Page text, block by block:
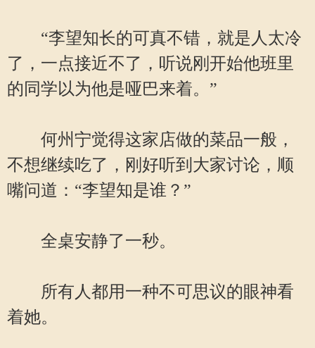
“李望知长的可真不错，就是人太冷
了，一点接近不了，听说刚开始他班里
的同学以为他是哑巴来着。”
何州宁觉得这家店做的菜品一般，
不想继续吃了，刚好听到大家讨论，顺
嘴问道：“李望知是谁？”
全桌安静了一秒。
所有人都用一种不可思议的眼神看
着她。